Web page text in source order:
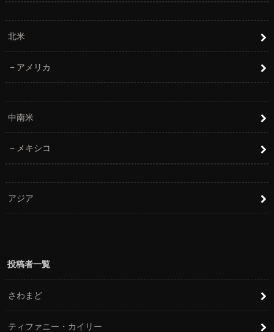
北米
アメリカ
中南米
メキシコ
アジア
投稿者一覧
さわまど
ティファニー・カイリー